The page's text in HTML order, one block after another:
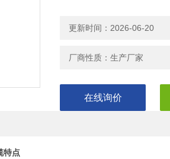
更新时间：2026-06-20
厂商性质：生产厂家
在线询价
特点